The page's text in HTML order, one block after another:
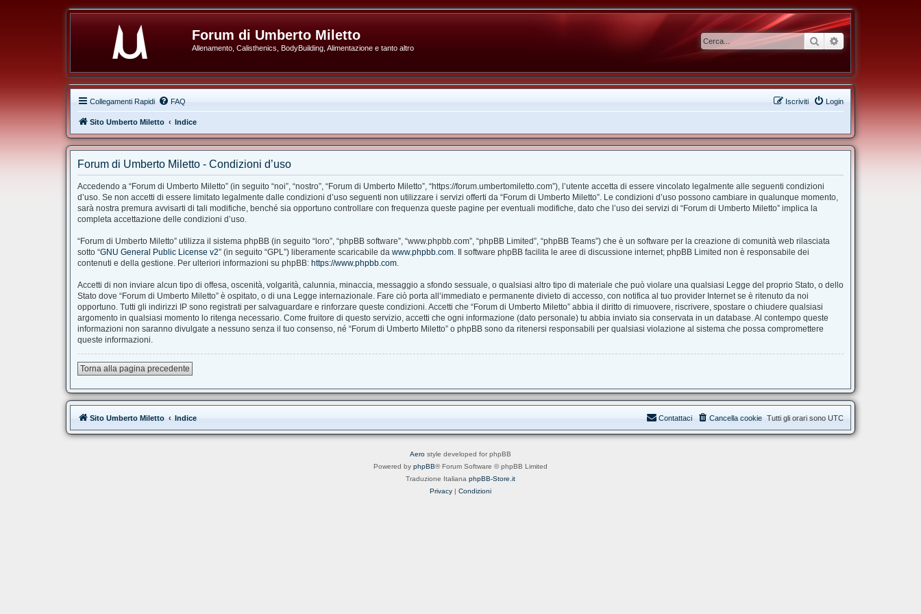
Forum di Umberto Miletto
Allenamento, Calisthenics, BodyBuilding, Alimentazione e tanto altro
Cerca Ricerca avanzata
Collegamenti Rapidi FAQ Login
Iscriviti
Sito Umberto Miletto Indice
Forum di Umberto Miletto - Condizioni d’uso
Accedendo a “Forum di Umberto Miletto” (in seguito “noi”, “nostro”, “Forum di Umberto Miletto”, “https://forum.umbertomiletto.com”), l’utente accetta di essere vincolato legalmente alle seguenti condizioni
d’uso. Se non accetti di essere limitato legalmente dalle condizioni d’uso seguenti non utilizzare i servizi offerti da “Forum di Umberto Miletto”. Le condizioni d’uso possono cambiare in qualunque momento,
sarà nostra premura avvisarti di tali modifiche, benché sia opportuno controllare con frequenza queste pagine per eventuali modifiche, dato che l’uso dei servizi di “Forum di Umberto Miletto” implica la
completa accettazione delle condizioni d’uso.
“Forum di Umberto Miletto” utilizza il sistema phpBB (in seguito “loro”, “phpBB software”, “www.phpbb.com”, “phpBB Limited”, “phpBB Teams”) che è un software per la creazione di comunità web rilasciata
sotto “GNU General Public License v2” (in seguito “GPL”) liberamente scaricabile da www.phpbb.com. Il software phpBB facilita le aree di discussione internet; phpBB Limited non è responsabile dei
contenuti e della gestione. Per ulteriori informazioni su phpBB: https://www.phpbb.com.
Accetti di non inviare alcun tipo di offesa, oscenità, volgarità, calunnia, minaccia, messaggio a sfondo sessuale, o qualsiasi altro tipo di materiale che può violare una qualsiasi Legge del proprio Stato, o dello
Stato dove “Forum di Umberto Miletto” è ospitato, o di una Legge internazionale. Fare ciò porta all’immediato e permanente divieto di accesso, con notifica al tuo provider Internet se è ritenuto da noi
opportuno. Tutti gli indirizzi IP sono registrati per salvaguardare e rinforzare queste condizioni. Accetti che “Forum di Umberto Miletto” abbia il diritto di rimuovere, riscrivere, spostare o chiudere qualsiasi
argomento in qualsiasi momento lo ritenga necessario. Come fruitore di questo servizio, accetti che ogni informazione (dato personale) tu abbia inviato sia conservata in un database. Al contempo queste
informazioni non saranno divulgate a nessuno senza il tuo consenso, né “Forum di Umberto Miletto” o phpBB sono da ritenersi responsabili per qualsiasi violazione al sistema che possa compromettere
queste informazioni.
Torna alla pagina precedente
Sito Umberto Miletto Indice Tutti gli orari sono UTC
Cancella cookie
Contattaci
Aero style developed for phpBB
Powered by phpBB® Forum Software © phpBB Limited
Traduzione Italiana phpBB-Store.it
Privacy | Condizioni